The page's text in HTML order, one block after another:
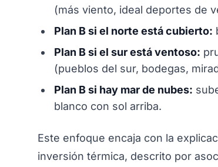
(más viento, ideal deportes de
Plan B si el norte está cubierto:
Plan B si el sur está ventoso:
(pueblos del sur, bodegas,
Plan B si hay mar de nubes:
blanco con sol arriba.
Este enfoque encaja con la
inversión térmica, descrito por